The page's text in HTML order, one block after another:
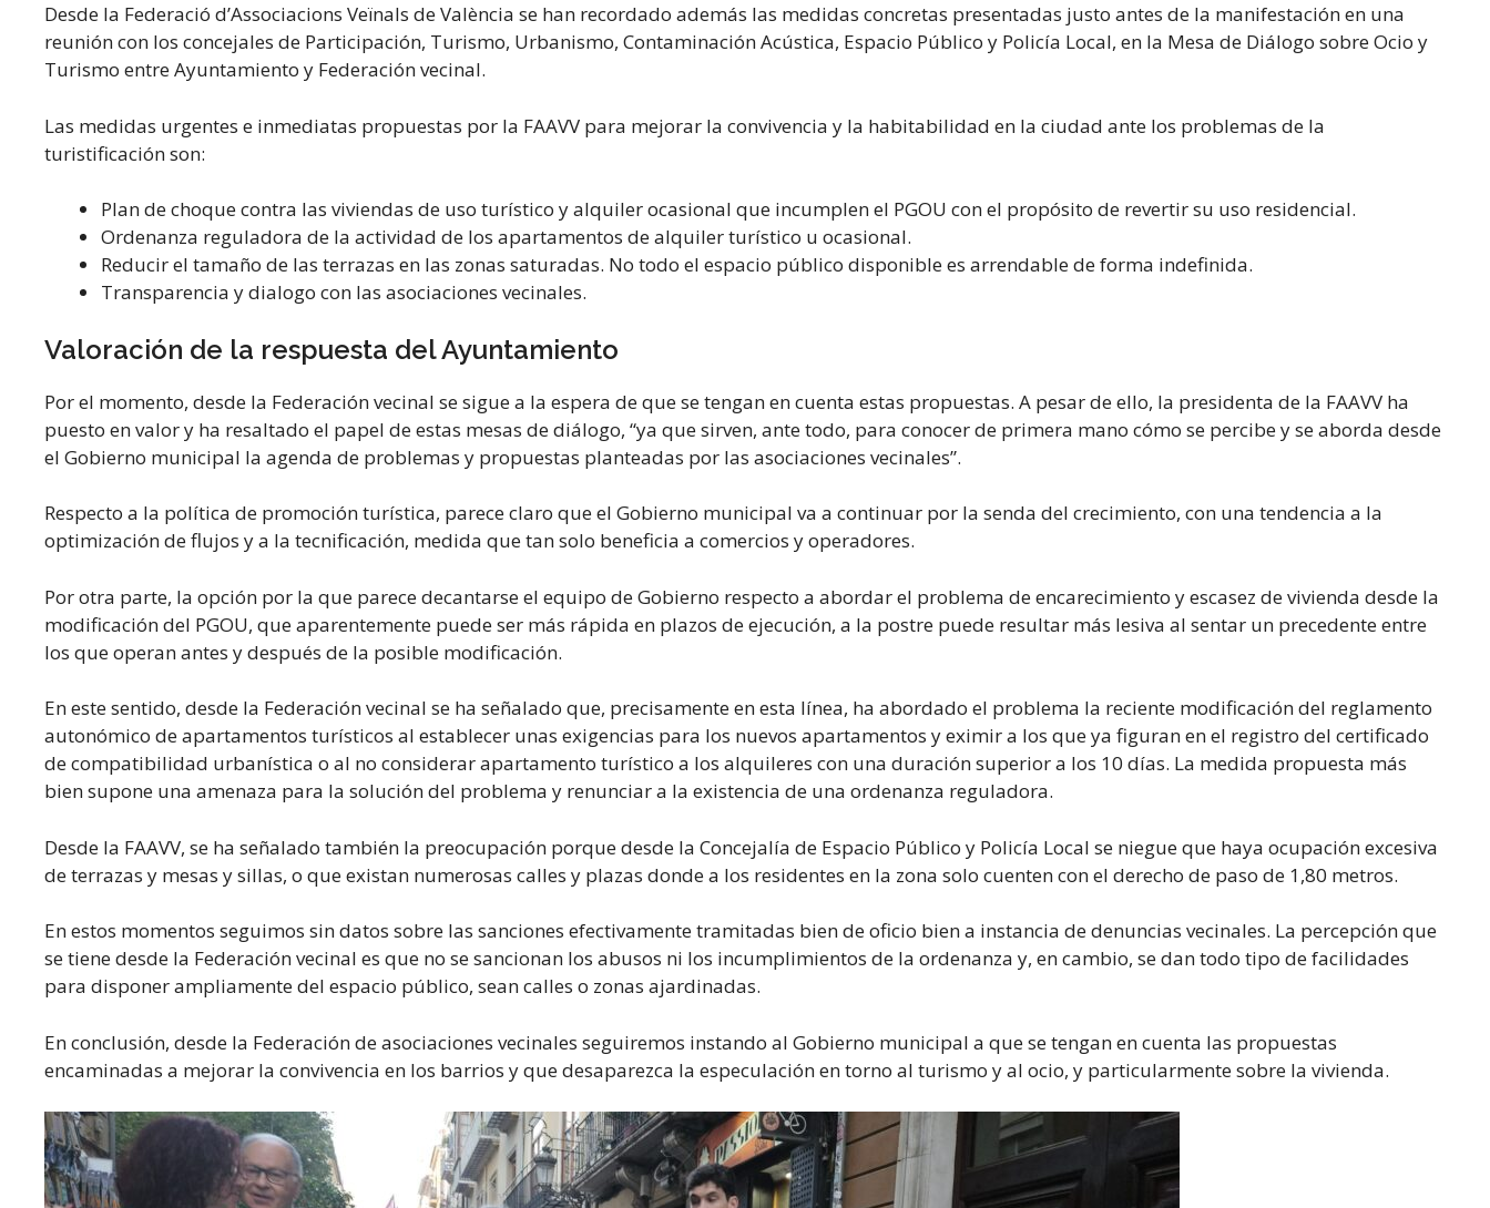
Desde la Federació d’Associacions Veïnals de València se han recordado además las medidas concretas presentadas justo antes de la manifestación en una
reunión con los concejales de Participación, Turismo, Urbanismo, Contaminación Acústica, Espacio Público y Policía Local, en la Mesa de Diálogo sobre Ocio y
Turismo entre Ayuntamiento y Federación vecinal.
Las medidas urgentes e inmediatas propuestas por la FAAVV para mejorar la convivencia y la habitabilidad en la ciudad ante los problemas de la
turistificación son:
Plan de choque contra las viviendas de uso turístico y alquiler ocasional que incumplen el PGOU con el propósito de revertir su uso residencial.
Ordenanza reguladora de la actividad de los apartamentos de alquiler turístico u ocasional.
Reducir el tamaño de las terrazas en las zonas saturadas. No todo el espacio público disponible es arrendable de forma indefinida.
Transparencia y dialogo con las asociaciones vecinales.
Valoración de la respuesta del Ayuntamiento
Por el momento, desde la Federación vecinal se sigue a la espera de que se tengan en cuenta estas propuestas. A pesar de ello, la presidenta de la FAAVV ha
puesto en valor y ha resaltado el papel de estas mesas de diálogo, “ya que sirven, ante todo, para conocer de primera mano cómo se percibe y se aborda desde
el Gobierno municipal la agenda de problemas y propuestas planteadas por las asociaciones vecinales”.
Respecto a la política de promoción turística, parece claro que el Gobierno municipal va a continuar por la senda del crecimiento, con una tendencia a la
optimización de flujos y a la tecnificación, medida que tan solo beneficia a comercios y operadores.
Por otra parte, la opción por la que parece decantarse el equipo de Gobierno respecto a abordar el problema de encarecimiento y escasez de vivienda desde la
modificación del PGOU, que aparentemente puede ser más rápida en plazos de ejecución, a la postre puede resultar más lesiva al sentar un precedente entre
los que operan antes y después de la posible modificación.
En este sentido, desde la Federación vecinal se ha señalado que, precisamente en esta línea, ha abordado el problema la reciente modificación del reglamento
autonómico de apartamentos turísticos al establecer unas exigencias para los nuevos apartamentos y eximir a los que ya figuran en el registro del certificado
de compatibilidad urbanística o al no considerar apartamento turístico a los alquileres con una duración superior a los 10 días. La medida propuesta más
bien supone una amenaza para la solución del problema y renunciar a la existencia de una ordenanza reguladora.
Desde la FAAVV, se ha señalado también la preocupación porque desde la Concejalía de Espacio Público y Policía Local se niegue que haya ocupación excesiva
de terrazas y mesas y sillas, o que existan numerosas calles y plazas donde a los residentes en la zona solo cuenten con el derecho de paso de 1,80 metros.
En estos momentos seguimos sin datos sobre las sanciones efectivamente tramitadas bien de oficio bien a instancia de denuncias vecinales. La percepción que
se tiene desde la Federación vecinal es que no se sancionan los abusos ni los incumplimientos de la ordenanza y, en cambio, se dan todo tipo de facilidades
para disponer ampliamente del espacio público, sean calles o zonas ajardinadas.
En conclusión, desde la Federación de asociaciones vecinales seguiremos instando al Gobierno municipal a que se tengan en cuenta las propuestas
encaminadas a mejorar la convivencia en los barrios y que desaparezca la especulación en torno al turismo y al ocio, y particularmente sobre la vivienda.